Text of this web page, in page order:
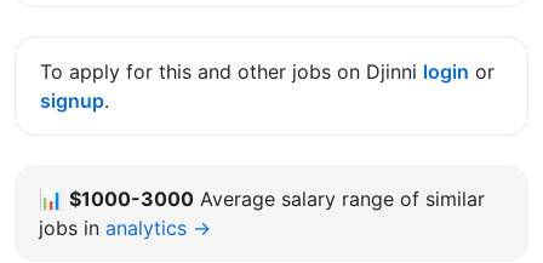
To apply for this and other jobs on Djinni login or
signup.
📊 $1000-3000 Average salary range of similar
jobs in analytics →